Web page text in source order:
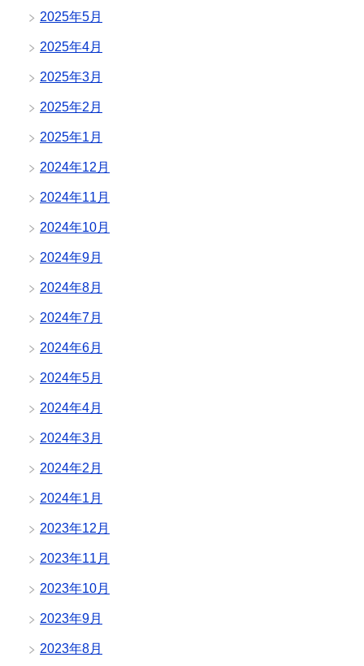
2025年5月
2025年4月
2025年3月
2025年2月
2025年1月
2024年12月
2024年11月
2024年10月
2024年9月
2024年8月
2024年7月
2024年6月
2024年5月
2024年4月
2024年3月
2024年2月
2024年1月
2023年12月
2023年11月
2023年10月
2023年9月
2023年8月